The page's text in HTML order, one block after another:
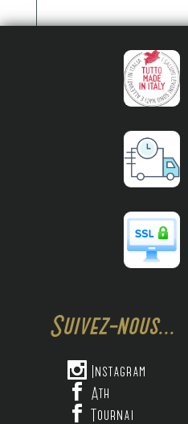
Suivez-nous...
 Instagram
 Ath
 Tournai